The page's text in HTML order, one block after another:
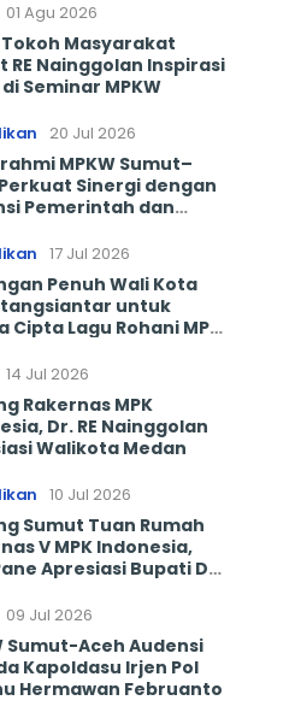
01 Agu 2026
Tokoh Masyarakat
RE Nainggolan Inspirasi
Seminar MPKW
20 Jul 2026
MPKW Sumut–
Sinergi dengan
Pemerintah dan
17 Jul 2026
Penuh Wali Kota
untuk
Cipta Lagu Rohani MPK
14 Jul 2026
Rakernas MPK
Dr. RE Nainggolan
Walikota Medan
10 Jul 2026
Sumut Tuan Rumah
V MPK Indonesia,
Apresiasi Bupati Deli
09 Jul 2026
Sumut-Aceh Audensi
Kapoldasu Irjen Pol
Hermawan Februanto